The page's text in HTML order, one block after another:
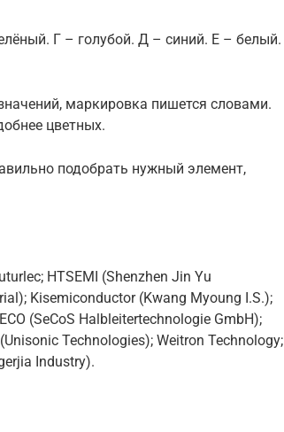
Г – голубой. Д – синий. Е – белый.
маркировка пишется словами.
цветных.
подобрать нужный элемент,
HTSEMI (Shenzhen Jin Yu
Kisemiconductor (Kwang Myoung I.S.);
(SeCoS Halbleitertechnologie GmbH);
Technologies); Weitron Technology;
Industry).